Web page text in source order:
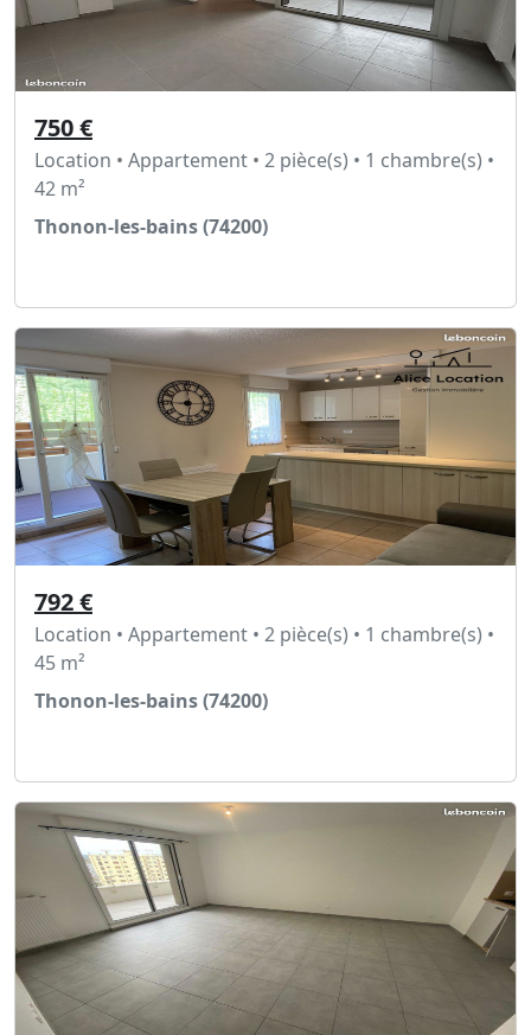
750 €
Location • Appartement • 2 pièce(s) • 1 chambre(s) •
42 m²
Thonon-les-bains (74200)
792 €
Location • Appartement • 2 pièce(s) • 1 chambre(s) •
45 m²
Thonon-les-bains (74200)